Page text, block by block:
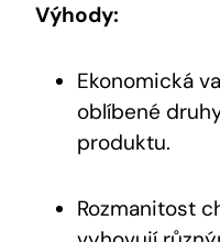
Výhody:
Ekonomická
⁢oblíbené
produktu.
Rozmanitost